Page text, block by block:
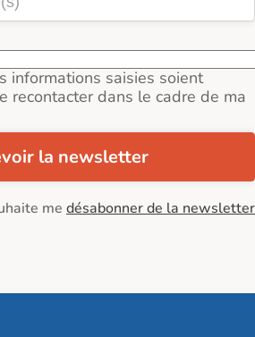
informations saisies soient
recontacter dans le cadre de ma
la newsletter
me désabonner de la newsletter